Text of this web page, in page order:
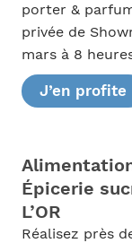
porter &
privée de
mars à 8
J’en profite
Épicerie
L’OR
Réalisez près